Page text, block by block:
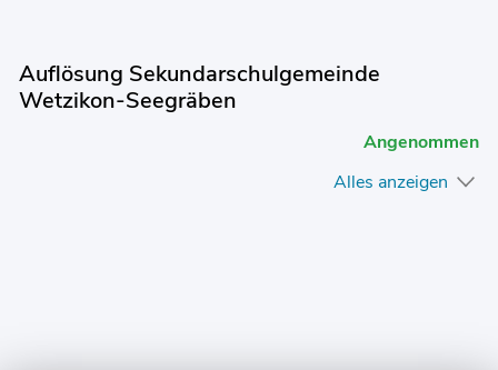
Auflösung Sekundarschulgemeinde
Wetzikon-Seegräben
Angenommen
Alles anzeigen